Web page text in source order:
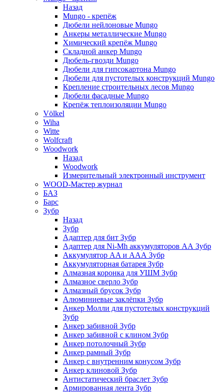
Назад
Mungo - крепёж
Дюбели нейлоновые Mungo
Анкеры металлические Mungo
Химический крепёж Mungo
Складной анкер Mungo
Дюбель-гвозди Mungo
Дюбели для гипсокартона Mungo
Дюбели для пустотелых конструкций Mungo
Крепление строительных лесов Mungo
Дюбели фасадные Mungo
Крепёж теплоизоляции Mungo
Völkel
Wiha
Witte
Wolfcraft
Woodwork
Назад
Woodwork
Измерительный электронный инструмент
WOOD-Мастер журнал
БАЗ
Барс
Зубр
Назад
Зубр
Адаптер для бит Зубр
Адаптер для Ni-Mh аккумуляторов АА Зубр
Аккумулятор AA и ААА Зубр
Аккумуляторная батарея Зубр
Алмазная коронка для УШМ Зубр
Алмазное сверло Зубр
Алмазный брусок Зубр
Алюминиевые заклёпки Зубр
Анкер Молли для пустотелых конструкций
Зубр
Анкер забивной Зубр
Анкер забивной с клином Зубр
Анкер потолочный Зубр
Анкер рамный Зубр
Анкер с внутренним конусом Зубр
Анкер клиновой Зубр
Антистатический браслет Зубр
Армированная лента Зубр